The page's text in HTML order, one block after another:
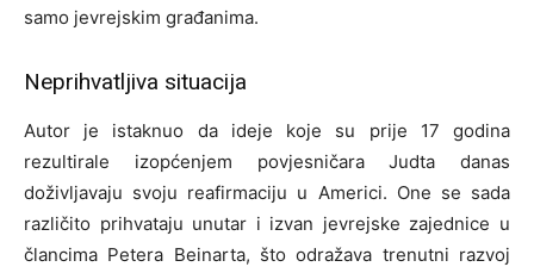
samo jevrejskim građanima.
Neprihvatljiva situacija
Autor je istaknuo da ideje koje su prije 17 godina
rezultirale izopćenjem povjesničara Judta danas
doživljavaju svoju reafirmaciju u Americi. One se sada
različito prihvataju unutar i izvan jevrejske zajednice u
člancima Petera Beinarta, što odražava trenutni razvoj